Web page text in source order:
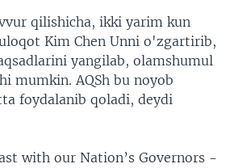
qilishicha, ikki yarim kun
Kim Chen Unni o'zgartirib,
yangilab, olamshumul
mumkin. AQSh bu noyob
foydalanib qoladi, deydi
with our Nation’s Governors -